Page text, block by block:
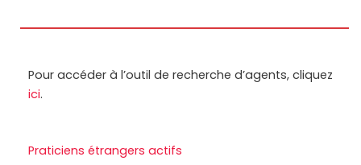
Pour accéder à l’outil de recherche d’agents, cliquez
ici.
Praticiens étrangers actifs